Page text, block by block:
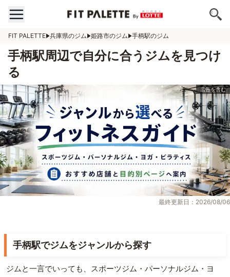
FIT PALETTE 兵庫県のジム 姫路市のジム 手柄駅のジム
手柄駅周辺で自分に合うジムを見つけ
る
最終更新日：2026/08/06
手柄駅でジムをジャンルから探す
ジムと一言でいっても、スポーツジム・パーソナルジム・ヨ